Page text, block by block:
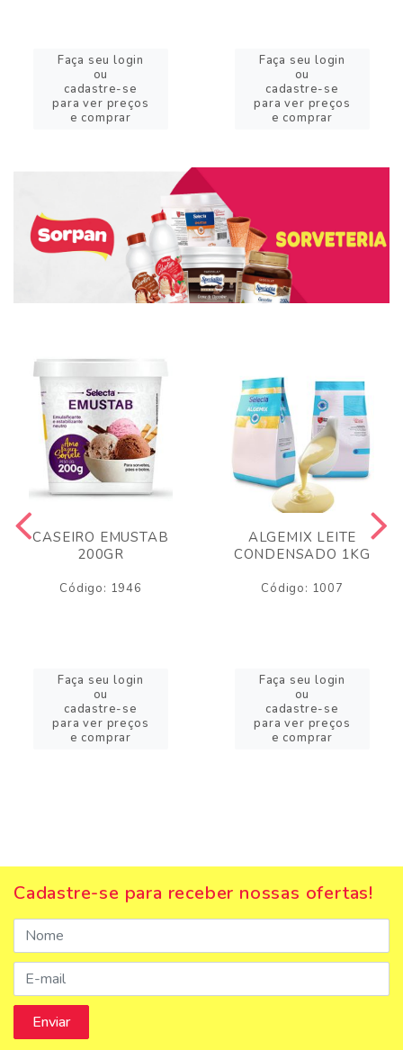
Faça seu login
ou
cadastre-se
para ver preços
e comprar
Faça seu login
ou
cadastre-se
para ver preços
e comprar
CASEIRO EMUSTAB
200GR
Código: 1946
Faça seu login
ou
cadastre-se
para ver preços
e comprar
ALGEMIX LEITE
CONDENSADO 1KG
Código: 1007
Faça seu login
ou
cadastre-se
para ver preços
e comprar
Cadastre-se para receber nossas ofertas!